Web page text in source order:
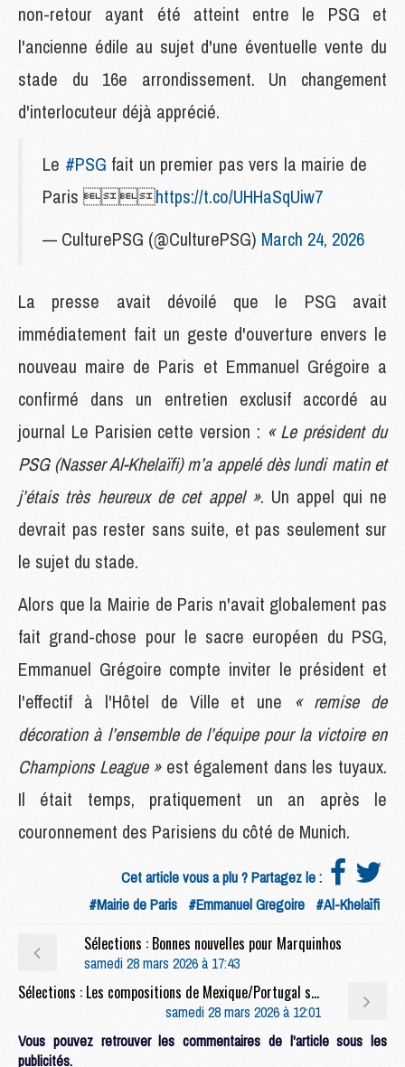
non-retour ayant été atteint entre le PSG et
l'ancienne édile au sujet d'une éventuelle vente du
stade du 16e arrondissement. Un changement
d'interlocuteur déjà apprécié.
Le #PSG fait un premier pas vers la mairie de
Paris https://t.co/UHHaSqUiw7
— CulturePSG (@CulturePSG) March 24, 2026
La presse avait dévoilé que le PSG avait
immédiatement fait un geste d'ouverture envers le
nouveau maire de Paris et Emmanuel Grégoire a
confirmé dans un entretien exclusif accordé au
journal Le Parisien cette version : « Le président du
PSG (Nasser Al-Khelaïfi) m’a appelé dès lundi matin et
j’étais très heureux de cet appel ». Un appel qui ne
devrait pas rester sans suite, et pas seulement sur
le sujet du stade.
Alors que la Mairie de Paris n'avait globalement pas
fait grand-chose pour le sacre européen du PSG,
Emmanuel Grégoire compte inviter le président et
l'effectif à l'Hôtel de Ville et une « remise de
décoration à l’ensemble de l’équipe pour la victoire en
Champions League »est également dans les tuyaux.
Il était temps, pratiquement un an après le
couronnement des Parisiens du côté de Munich.
Cet article vous a plu ? Partagez le :
#Mairie de Paris #Emmanuel Gregoire #Al-Khelaïfi
Sélections : Bonnes nouvelles pour Marquinhos
samedi 28 mars 2026 à 17:43
Sélections : Les compositions de Mexique/Portugal selon la presse, avec au moins deux Parisiens
samedi 28 mars 2026 à 12:01
Vous pouvez retrouver les commentaires de l'article sous les
publicités.